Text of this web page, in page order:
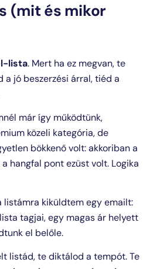
(mit és mikor
lista. Mert ha ez megvan, te
a jó beszerzési árral, tiéd a
már így működtünk,
közeli kategória, de
bökkenő volt: akkoriban a
hangfal pont ezüst volt. Logika
listámra kiküldtem egy emailt:
tagjai, egy magas ár helyett
el belőle.
listád, te diktálod a tempót. Te